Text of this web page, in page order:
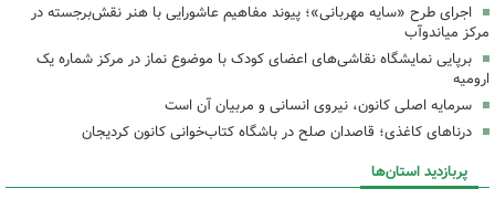
اجرای طرح «سایه مهربانی»؛ پیوند مفاهیم عاشورایی با هنر نقش‌برجسته در
مرکز میاندوآب
برپایی نمایشگاه نقاشی‌های اعضای کودک با موضوع نماز در مرکز شماره یک
ارومیه
سرمایه اصلی کانون، نیروی انسانی و مربیان آن است
درناهای کاغذی؛ قاصدان صلح در باشگاه کتاب‌خوانی کانون کردیجان
پربازدید استان‌ها